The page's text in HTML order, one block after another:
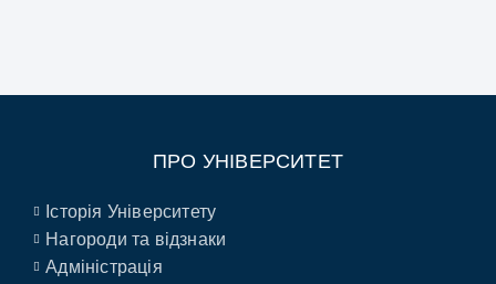
ПРО УНІВЕРСИТЕТ
Історія Університету
Нагороди та відзнаки
Адміністрація